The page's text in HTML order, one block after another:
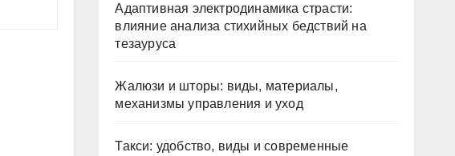
Адаптивная электродинамика страсти:
влияние анализа стихийных бедствий на
тезауруса
Жалюзи и шторы: виды, материалы,
механизмы управления и уход
Такси: удобство, виды и современные